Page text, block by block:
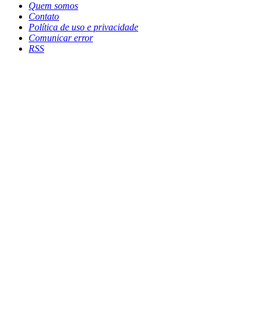
Quem somos
Contato
Política de uso e privacidade
Comunicar error
RSS